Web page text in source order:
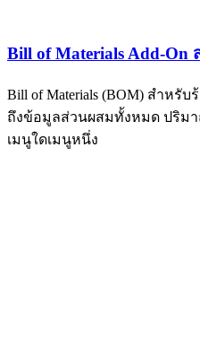
Bill of Materials Add-On
Bill of Materials (BOM) สำหรั
ถึงข้อมูลส่วนผสมทั้งหมด ปริม
เมนูใดเมนูหนึ่ง